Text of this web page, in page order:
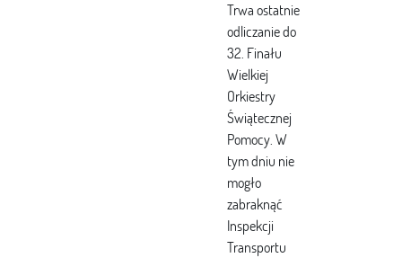
Trwa ostatnie
odliczanie do
32. Finału
Wielkiej
Orkiestry
Świątecznej
Pomocy. W
tym dniu nie
mogło
zabraknąć
Inspekcji
Transportu